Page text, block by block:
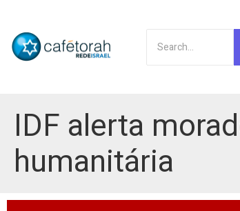
IDF alerta
humanitária